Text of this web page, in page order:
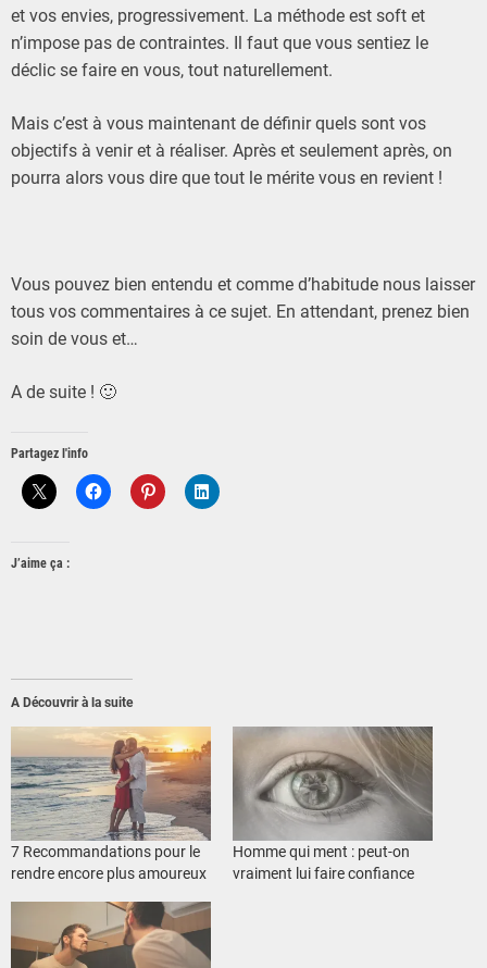
et vos envies, progressivement. La méthode est soft et
n’impose pas de contraintes. Il faut que vous sentiez le
déclic se faire en vous, tout naturellement.
Mais c’est à vous maintenant de définir quels sont vos
objectifs à venir et à réaliser. Après et seulement après, on
pourra alors vous dire que tout le mérite vous en revient !
Vous pouvez bien entendu et comme d’habitude nous laisser
tous vos commentaires à ce sujet. En attendant, prenez bien
soin de vous et…
A de suite ! 🙂
Partagez l'info
J’aime ça :
A Découvrir à la suite
7 Recommandations pour le
rendre encore plus amoureux
Homme qui ment : peut-on
vraiment lui faire confiance